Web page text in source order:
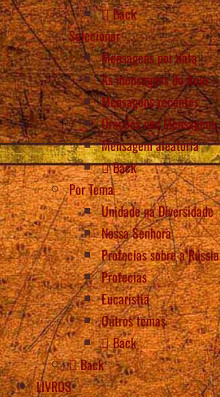
Back
Selecionar
Mensagens por data
As mensagens do Anjo
Mensagens recentes
Orações nas Mensagens
Mensagem aleatória
Back
Por Tema
Unidade na Diversidade
Nossa Senhora
Profecias sobre a Rússia
Profecias
Eucaristia
Outros temas
Back
Back
LIVROS